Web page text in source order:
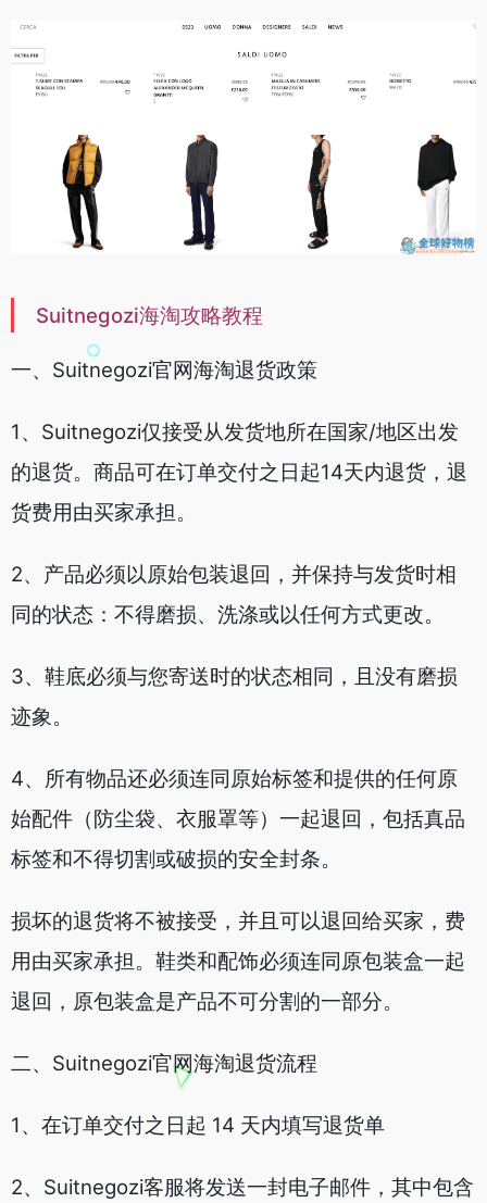
Suitnegozi海淘攻略教程
一、Suitnegozi官网海淘退货政策
1、Suitnegozi仅接受从发货地所在国家/地区出发
的退货。商品可在订单交付之日起14天内退货，退
货费用由买家承担。
2、产品必须以原始包装退回，并保持与发货时相
同的状态：不得磨损、洗涤或以任何方式更改。
3、鞋底必须与您寄送时的状态相同，且没有磨损
迹象。
4、所有物品还必须连同原始标签和提供的任何原
始配件（防尘袋、衣服罩等）一起退回，包括真品
标签和不得切割或破损的安全封条。
损坏的退货将不被接受，并且可以退回给买家，费
用由买家承担。鞋类和配饰必须连同原包装盒一起
退回，原包装盒是产品不可分割的一部分。
二、Suitnegozi官网海淘退货流程
1、在订单交付之日起 14 天内填写退货单
2、Suitnegozi客服将发送一封电子邮件，其中包含